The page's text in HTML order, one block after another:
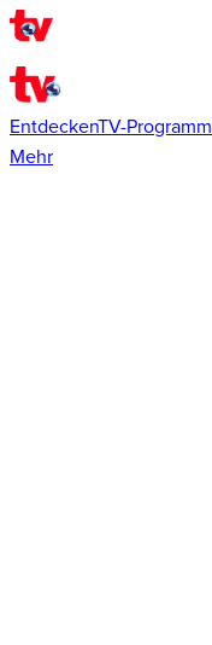
EntdeckenTV-Programm
Mehr